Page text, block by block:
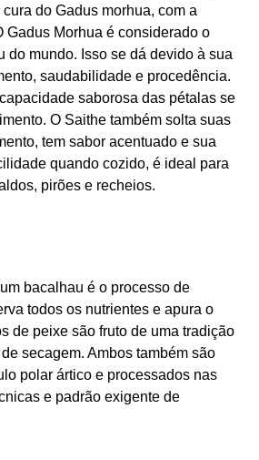
do Gadus morhua, com a
Gadus Morhua é considerado o
do mundo. Isso se dá devido à sua
saudabilidade e procedência.
saborosa das pétalas se
O Saithe também solta suas
tem sabor acentuado e sua
quando cozido, é ideal para
pirões e recheios.
bacalhau é o processo de
todos os nutrientes e apura o
de peixe são fruto de uma tradição
secagem. Ambos também são
polar ártico e processados nas
e padrão exigente de